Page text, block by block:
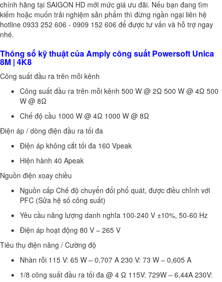
chính hãng tại SAIGON HD mới mức giá ưu đãi. Nếu bạn đang tìm
kiếm hoặc muốn trải nghiệm sản phẩm thì đừng ngần ngại liên hệ
hotline 0933 252 606 - 0909 152 606 để được tư vấn và hỗ trợ ngay
nhé.
Thông số kỹ thuật của Amply công suất Powersoft Unica
8M | 4K8
Công suất đầu ra trên mỗi kênh
Công suất đầu ra trên mỗi kênh 500 W @ 2Ω 500 W @ 4Ω 500
W @ 8Ω
Chế độ cầu 1000 W @ 4Ω 1000 W @ 8Ω
Điện áp / dòng điện đầu ra tối đa
Điện áp không cắt tối đa 160 Vpeak
Hiện hành 40 Apeak
Nguồn điện xoay chiều
Nguồn cấp Chế độ chuyển đổi phổ quát, được điều chỉnh với
PFC (Sửa hệ số công suất)
Yêu cầu năng lượng danh nghĩa 100-240 V ±10%, 50-60 Hz
Điện áp hoạt động 80 V – 265 V
Tiêu thụ điện năng / Cường độ
Nhàn rỗi 115 V: 65 W – 0,707 A 230 V: 73 W – 0,605 A
1/8 công suất đầu ra tối đa @ 4 Ω 115V: 729W – 6,44A 230V: